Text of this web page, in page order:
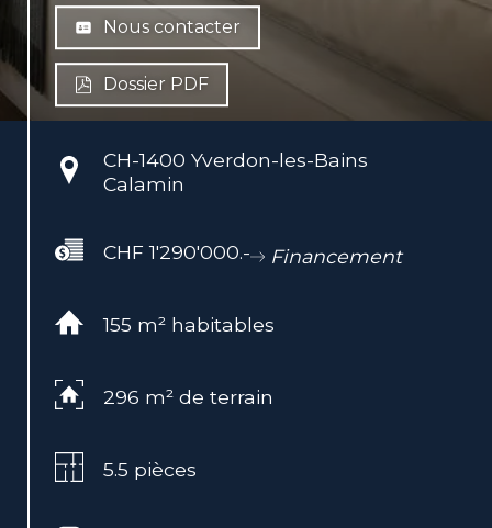
Nous contacter
Dossier PDF
CH-1400 Yverdon-les-Bains
Calamin
CHF 1'290'000.- Financement
155 m² habitables
296 m² de terrain
5.5 pièces